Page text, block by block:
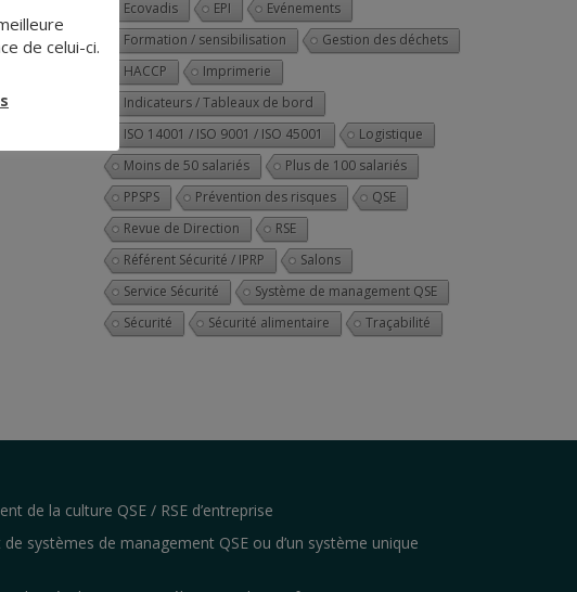
Ecovadis
EPI
Evénements
Formation / sensibilisation
Gestion des déchets
HACCP
Imprimerie
Indicateurs / Tableaux de bord
ISO 14001 / ISO 9001 / ISO 45001
Logistique
Moins de 50 salariés
Plus de 100 salariés
PPSPS
Prévention des risques
QSE
Revue de Direction
RSE
Référent Sécurité / IPRP
Salons
Service Sécurité
Système de management QSE
Sécurité
Sécurité alimentaire Traçabilité
de la culture QSE / RSE d’entreprise
systèmes de management QSE ou d’un système unique
de celui-ci.